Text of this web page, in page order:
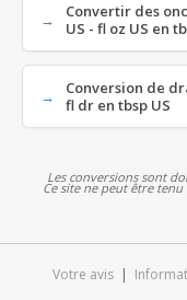
Convertir des
US - fl oz US en
Conversion de
fl dr en tbsp US
Les conversions sont
Ce site ne peut être
Votre avis |